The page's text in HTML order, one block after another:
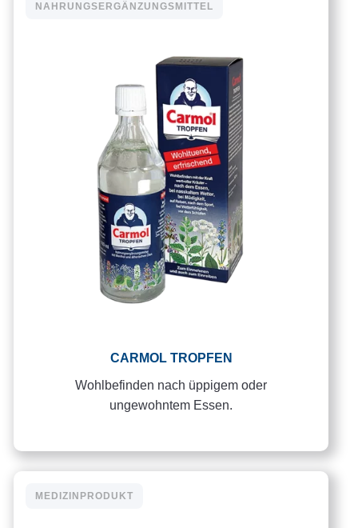
NAHRUNGSERGÄNZUNGSMITTEL
CARMOL TROPFEN
Wohlbefinden nach üppigem oder
ungewohntem Essen.
MEDIZINPRODUKT